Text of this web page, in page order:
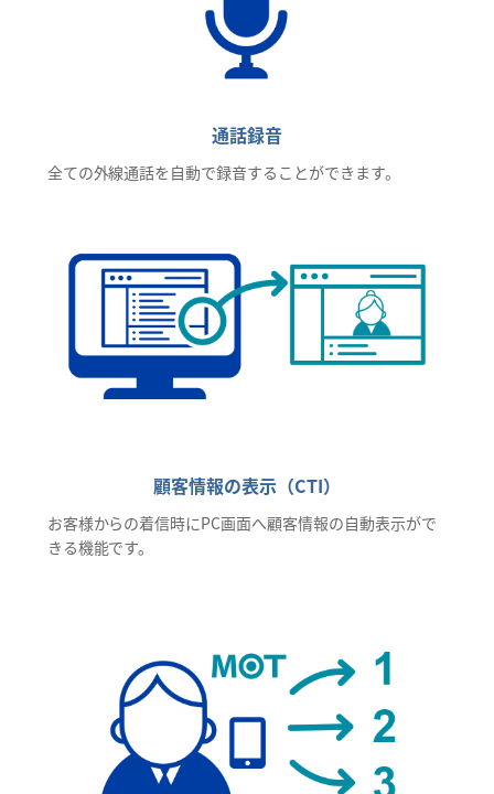
通話録音
全ての外線通話を自動で録音することができます。
顧客情報の表示（CTI）
お客様からの着信時にPC画面へ顧客情報の自動表示がで
きる機能です。